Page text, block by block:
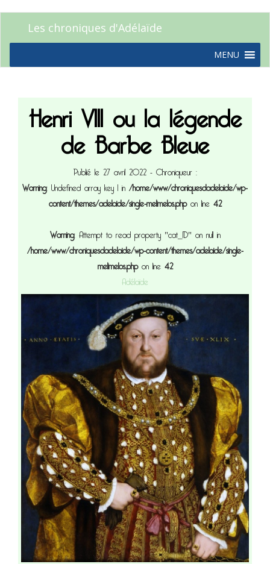
Les chroniques d'Adélaïde
MENU
Henri VIII ou la légende
de Barbe Bleue
Publié le 27 avril 2022- Chroniqueur :
Warning: Undefined array key 1 in/home/www/chroniquesdadelaide/wp-
content/themes/adelaide/single-melimelos.phpon line42
Warning: Attempt to read property "cat_ID" on null in
/home/www/chroniquesdadelaide/wp-content/themes/adelaide/single-
melimelos.phpon line42
Adélaïde